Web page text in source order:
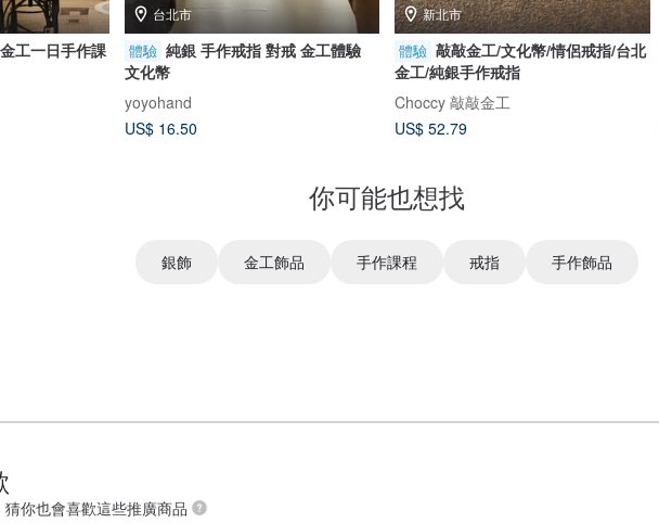
工一日手作課
台北市
體驗 純銀 手作戒指 對戒 金工體驗
文化幣
yoyohand
US$ 16.50
新北市
體驗 敲敲金工/文化幣/情侶戒指/台北
金工/純銀手作戒指
Choccy 敲敲金工
US$ 52.79
你可能也想找
銀飾 金工飾品 手作課程 戒指 手作飾品
你也會喜歡這些推廣商品